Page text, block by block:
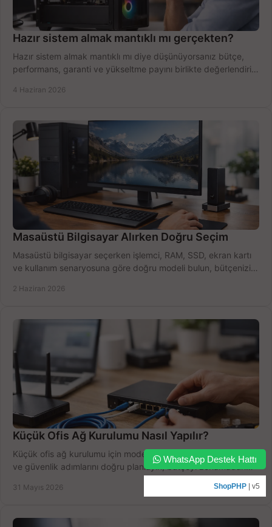
Hazır sistem almak mantıklı mı gerçekten?
Hazır sistem almak mantıklı mı diye düşünüyorsanız bütçe,
performans, garanti ve yükseltme payını birlikte değerlendirin,
4 Haziran 2026
Masaüstü Bilgisayar Alırken Doğru Seçim
Masaüstü bilgisayar seçerken işlemci, RAM, SSD, ekran kartı
ve kullanım senaryosuna göre doğru modeli bulun, bütçenizi
2 Haziran 2026
Küçük Ofis Ağ Kurulumu Nasıl Yapılır?
Küçük ofis ağ kurulumu için modem, router, switch, kablolama
ve güvenlik adımlarını doğru planlayın, bütçeyi zorlamadan
31 Mayıs 2026
WhatsApp Destek Hattı
ShopPHP | v5